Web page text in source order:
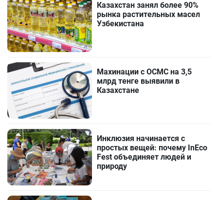
Казахстан занял более 90%
рынка растительных масел
Узбекистана
Махинации с ОСМС на 3,5
млрд тенге выявили в
Казахстане
Инклюзия начинается с
простых вещей: почему InEco
Fest объединяет людей и
природу